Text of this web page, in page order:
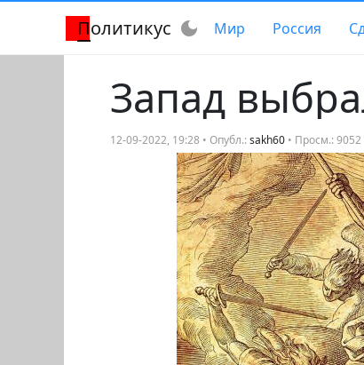
Политикус dark_mode Мир Россия
Запад
12-09-2022, 19:28 • Опубл.:sakh60 • Просм.: 9052